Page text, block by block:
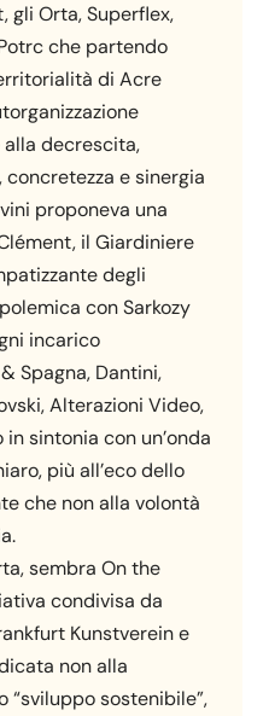
gli Orta, Superflex,
che partendo
di Acre
decrescita,
e sinergia
proponeva una
il Giardiniere
degli
con Sarkozy
incarico
Spagna, Dantini,
Alterazioni Video,
sintonia con un’onda
più all’eco dello
che non alla volontà
sembra On the
condivisa da
Kunstverein e
non alla
“sviluppo sostenibile”,